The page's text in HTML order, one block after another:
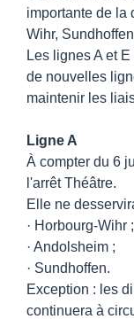
importante de la
Wihr,
Les lignes A et
de nouvelles
maintenir les
Ligne A
À compter du 6
l'arrêt Théâtre.
Elle ne
· Horbourg-Wihr ;
· Andolsheim ;
· Sundhoffen.
Exception : les
continuera à